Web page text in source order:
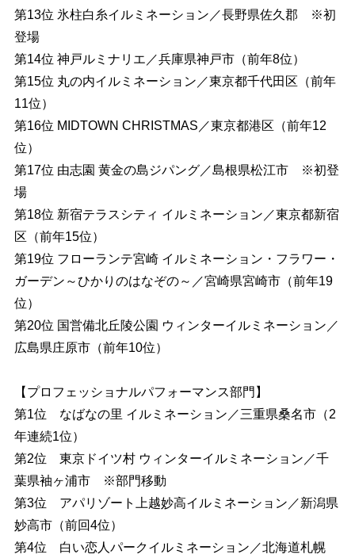
第13位 氷柱白糸イルミネーション／長野県佐久郡 ※初
登場
第14位 神戸ルミナリエ／兵庫県神戸市（前年8位）
第15位 丸の内イルミネーション／東京都千代田区（前年
11位）
第16位 MIDTOWN CHRISTMAS／東京都港区（前年12
位）
第17位 由志園 黄金の島ジパング／島根県松江市 ※初登
場
第18位 新宿テラスシティ イルミネーション／東京都新宿
区（前年15位）
第19位 フローランテ宮崎 イルミネーション・フラワー・
ガーデン～ひかりのはなぞの～／宮崎県宮崎市（前年19
位）
第20位 国営備北丘陵公園 ウィンターイルミネーション／
広島県庄原市（前年10位）
【プロフェッショナルパフォーマンス部門】
第1位 なばなの里 イルミネーション／三重県桑名市（2
年連続1位）
第2位 東京ドイツ村 ウィンターイルミネーション／千
葉県袖ヶ浦市 ※部門移動
第3位 アパリゾート上越妙高イルミネーション／新潟県
妙高市（前回4位）
第4位 白い恋人パークイルミネーション／北海道札幌